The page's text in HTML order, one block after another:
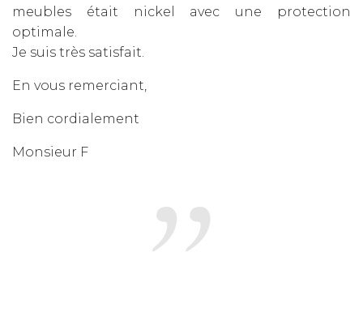
meubles était nickel avec une protection
optimale.
Je suis très satisfait.
En vous remerciant,
Bien cordialement
Monsieur F